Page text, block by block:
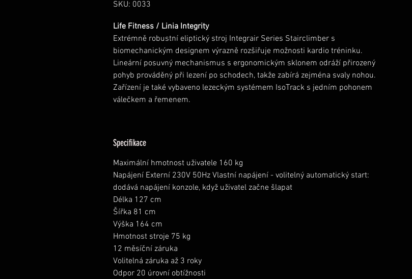
SKU: 0033
Life Fitness / Linia Integrity
Extrémně robustní eliptický stroj Integrair Series Stairclimber s
biomechanickým designem výrazně rozšiřuje možnosti kardio tréninku.
Lineární posuvný mechanismus s ergonomickým sklonem odráží přirozený
pohyb prováděný při lezení po schodech, takže zabírá zejména svaly nohou.
Zařízení je také vybaveno lezeckým systémem IsoTrack s jedním pohonem
válečkem a řemenem.
Specifikace
Maximální hmotnost uživatele 160 kg
Napájení Externí 230V 50Hz Vlastní napájení - volitelný automatický start:
dodává napájení konzole, když uživatel začne šlapat
Délka 127 cm
Šířka 81 cm
Výška 164 cm
Hmotnost stroje 75 kg
12 měsíční záruka
Volitelná záruka až 3 roky
Odpor 20 úrovní obtížnosti